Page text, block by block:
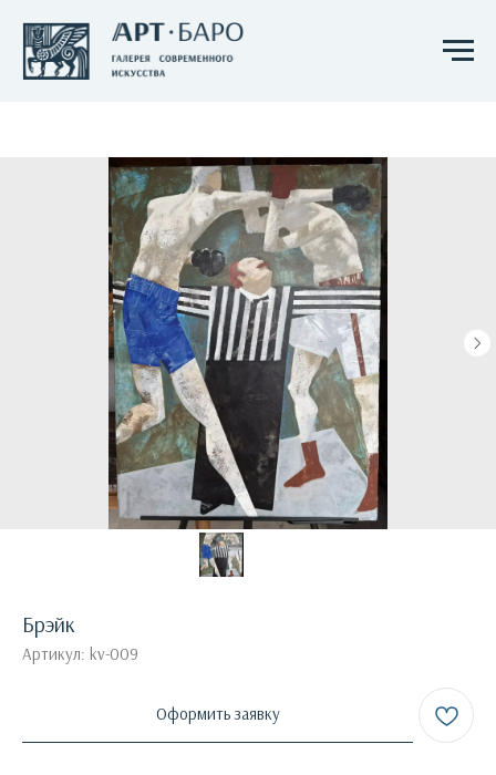
Брэйк
Артикул: kv-009
Оформить заявку